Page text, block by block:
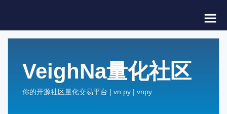
VeighNa量化社区
你的开源社区量化交易平台 | vn.py | vnpy